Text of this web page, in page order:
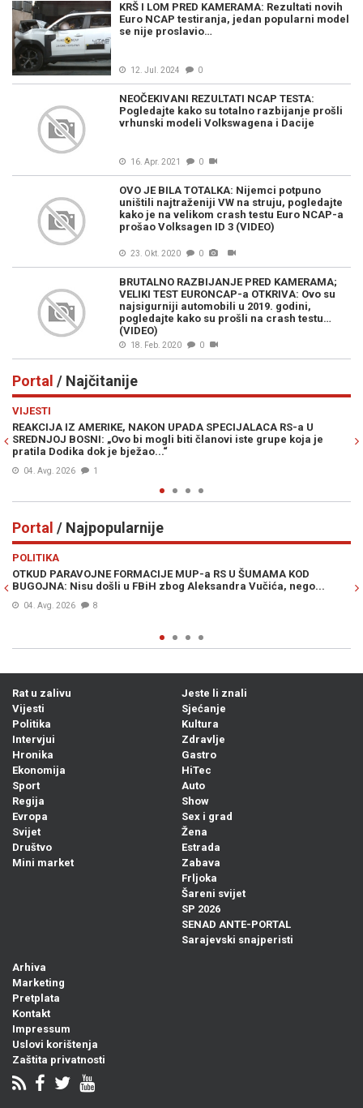
KRŠ I LOM PRED KAMERAMA: Rezultati novih
Euro NCAP testiranja, jedan popularni model
se nije proslavio…
12. Jul. 2024 0
NEOČEKIVANI REZULTATI NCAP TESTA:
Pogledajte kako su totalno razbijanje prošli
vrhunski modeli Volkswagena i Dacije
16. Apr. 2021 0
OVO JE BILA TOTALKA: Nijemci potpuno
uništili najtraženiji VW na struju, pogledajte
kako je na velikom crash testu Euro NCAP-a
prošao Volksagen ID 3 (VIDEO)
23. Okt. 2020 0
BRUTALNO RAZBIJANJE PRED KAMERAMA;
VELIKI TEST EURONCAP-a OTKRIVA: Ovo su
najsigurniji automobili u 2019. godini,
pogledajte kako su prošli na crash testu…
(VIDEO)
18. Feb. 2020 0
Portal / Najčitanije
NAKON UPADA SPECIJALACA RS-a U
„Ovo bi mogli biti članovi iste grupe koja je
dok je bježao...“
1
ŽESTOKE
"Oluju" etničkim
Portal / Najpopularnije
FORMACIJE MUP-a RS U ŠUMAMA KOD
došli u FBiH zbog Aleksandra Vučića, nego...
8
OTKRIVEN
pokušale
Rat u zalivu
Vijesti
Politika
Intervjui
Hronika
Ekonomija
Sport
Regija
Evropa
Svijet
Društvo
Mini market
Jeste li znali
Sjećanje
Kultura
Zdravlje
Gastro
HiTec
Auto
Show
Sex i grad
Žena
Estrada
Zabava
Frljoka
Šareni svijet
SP 2026
SENAD ANTE-PORTAL
Sarajevski snajperisti
Arhiva
Marketing
Pretplata
Kontakt
Impressum
Uslovi korištenja
Zaštita privatnosti